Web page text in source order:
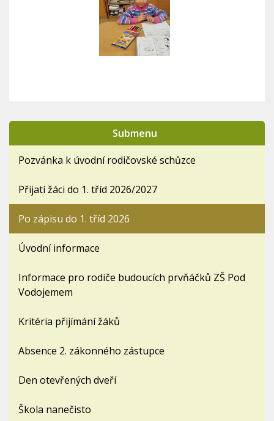
Submenu
Pozvánka k úvodní rodičovské schůzce
Přijatí žáci do 1. tříd 2026/2027
Po zápisu do 1. tříd 2026
Úvodní informace
Informace pro rodiče budoucích prvňáčků ZŠ Pod
Vodojemem
Kritéria přijímání žáků
Absence 2. zákonného zástupce
Den otevřených dveří
Škola nanečisto